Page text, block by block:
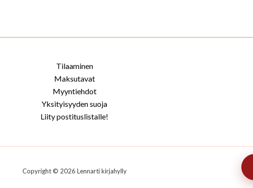
Tilaaminen
Maksutavat
Myyntiehdot
Yksityisyyden suoja
Liity postituslistalle!
Copyright © 2026 Lennarti kirjahylly